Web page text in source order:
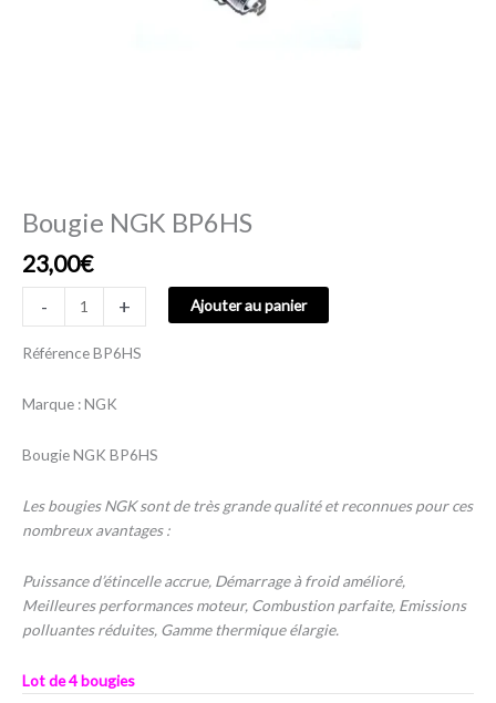
Bougie NGK BP6HS
23,00€
- + Ajouter au panier
RéférenceBP6HS
Marque :NGK
Bougie NGK BP6HS
Les bougies NGK sont de très grande qualité et reconnues pour ces
nombreux avantages :
Puissance d’étincelle accrue, Démarrage à froid amélioré,
Meilleures performances moteur, Combustion parfaite, Emissions
polluantes réduites, Gamme thermique élargie.
Lot de 4 bougies